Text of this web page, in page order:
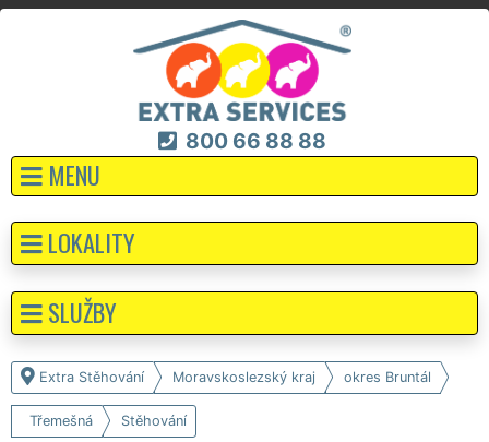
800 66 88 88
MENU
Extra Stěhování Moravskoslezský kraj okres Bruntál
Třemešná Stěhování
LOKALITY
SLUŽBY